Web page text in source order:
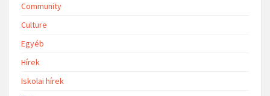
Community
Culture
Egyéb
Hírek
Iskolai hírek